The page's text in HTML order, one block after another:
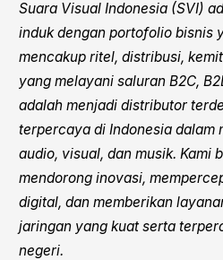
Suara Visual Indonesia (SVI)
induk dengan portofolio bisnis
mencakup ritel, distribusi,
yang melayani saluran B2C,
adalah menjadi distributor
terpercaya di Indonesia dalam
audio, visual, dan musik. Kami
mendorong inovasi,
digital, dan memberikan
jaringan yang kuat serta
negeri.